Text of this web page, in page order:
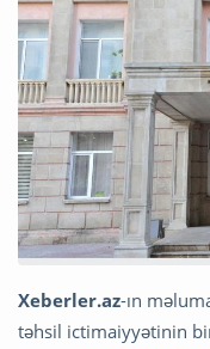
Xeberler.az-ın
təhsil ictimaiyyətinin